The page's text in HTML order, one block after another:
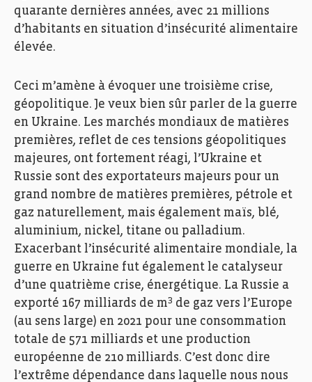
quarante dernières années, avec 21 millions
d’habitants en situation d’insécurité alimentaire
élevée.
Ceci m’amène à évoquer une troisième crise,
géopolitique. Je veux bien sûr parler de la guerre
en Ukraine. Les marchés mondiaux de matières
premières, reflet de ces tensions géopolitiques
majeures, ont fortement réagi, l’Ukraine et
Russie sont des exportateurs majeurs pour un
grand nombre de matières premières, pétrole et
gaz naturellement, mais également maïs, blé,
aluminium, nickel, titane ou palladium.
Exacerbant l’insécurité alimentaire mondiale, la
guerre en Ukraine fut également le catalyseur
d’une quatrième crise, énergétique. La Russie a
exporté 167 milliards de m3 de gaz vers l’Europe
(au sens large) en 2021 pour une consommation
totale de 571 milliards et une production
européenne de 210 milliards. C’est donc dire
l’extrême dépendance dans laquelle nous nous